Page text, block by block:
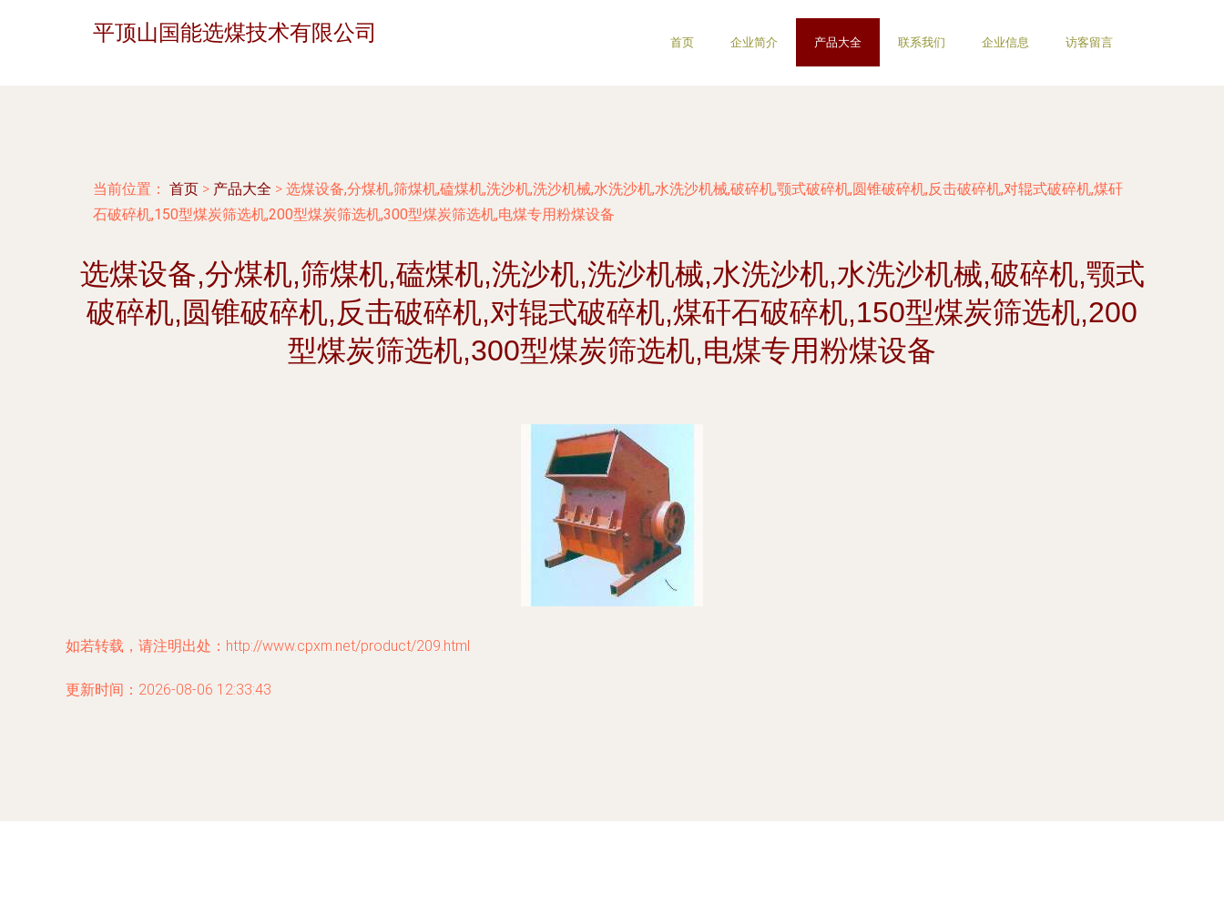
平顶山国能选煤技术有限公司 首页 企业简介 产品大全 联系我们 企业信息 访客留言
当前位置： 首页 > 产品大全 > 选煤设备,分煤机,筛煤机,磕煤机,洗沙机,洗沙机械,水洗沙机,水洗沙机械,破碎机,颚式破碎机,圆锥破碎机,反击破碎机,对辊式破碎机,煤矸
石破碎机,150型煤炭筛选机,200型煤炭筛选机,300型煤炭筛选机,电煤专用粉煤设备
选煤设备,分煤机,筛煤机,磕煤机,洗沙机,洗沙机械,水洗沙机,水洗沙机械,破碎机,颚式
破碎机,圆锥破碎机,反击破碎机,对辊式破碎机,煤矸石破碎机,150型煤炭筛选机,200
型煤炭筛选机,300型煤炭筛选机,电煤专用粉煤设备
如若转载，请注明出处：http://www.cpxm.net/product/209.html
更新时间：2026-08-06 12:33:43